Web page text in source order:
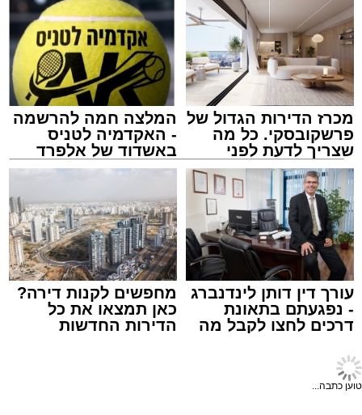
צילום: מני בן ארוש
מערכת האתר / 10:44 06.08.26
תגים:
מכרז הדירות הגדול של
פרשקובסקי. כל מה
שצריך לדעת לפני
שמגישים הצעה לדירה
באשדוד
המלצה חמה להרשמה
- האקדמיה לטניס
באשדוד של אלפרד
קריאולנסקי - לילדים
עורך דין דותן לינדנברג
- נפגעתם בתאונת
דרכים לחצו לקבל מה
מחפשים לקנות דירה?
כאן תמצאו את כל
הדירות החדשות
טוען כתבה...